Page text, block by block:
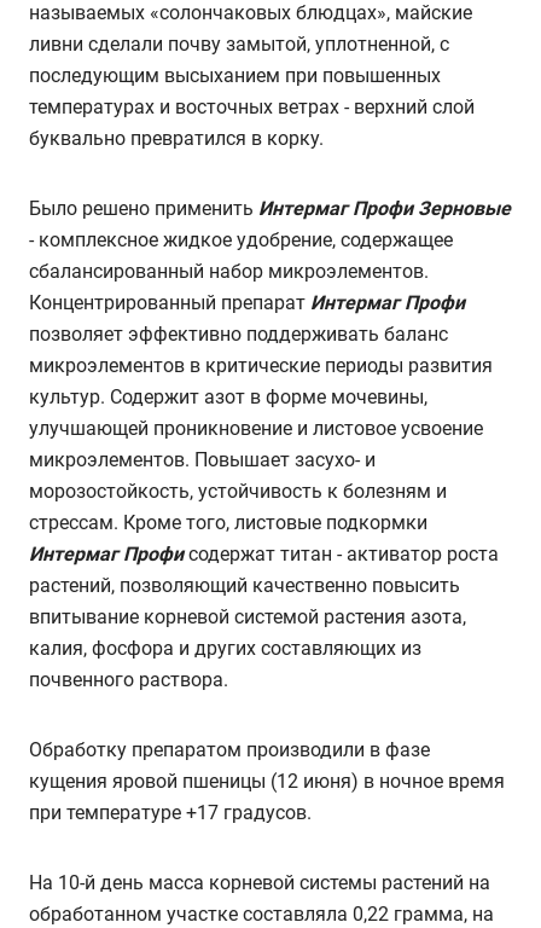
называемых «солончаковых блюдцах», майские
ливни сделали почву замытой, уплотненной, с
последующим высыханием при повышенных
температурах и восточных ветрах - верхний слой
буквально превратился в корку.
Было решено применить Интермаг Профи Зерновые
- комплексное жидкое удобрение, содержащее
сбалансированный набор микроэлементов.
Концентрированный препарат Интермаг Профи
позволяет эффективно поддерживать баланс
микроэлементов в критические периоды развития
культур. Содержит азот в форме мочевины,
улучшающей проникновение и листовое усвоение
микроэлементов. Повышает засухо- и
морозостойкость, устойчивость к болезням и
стрессам. Кроме того, листовые подкормки
Интермаг Профисодержат титан - активатор роста
растений, позволяющий качественно повысить
впитывание корневой системой растения азота,
калия, фосфора и других составляющих из
почвенного раствора.
Обработку препаратом производили в фазе
кущения яровой пшеницы (12 июня) в ночное время
при температуре +17 градусов.
На 10-й день масса корневой системы растений на
обработанном участке составляла 0,22 грамма, на